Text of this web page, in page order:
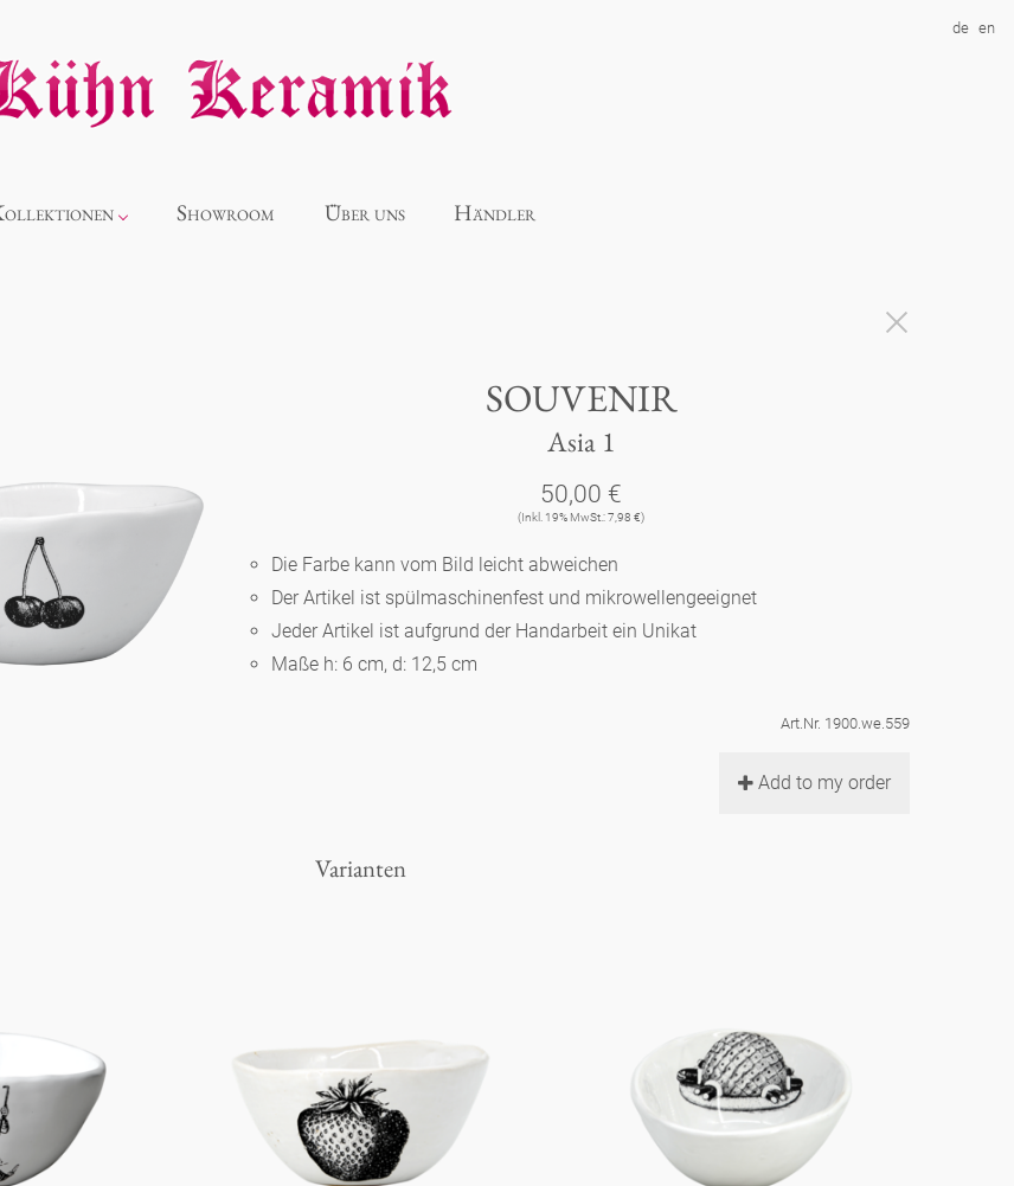
de en
Berlin
Duft
Showroom Über uns Händler
SOUVENIR
Asia 1
50,00 €
(Inkl. 19% MwSt.: 7,98 €)
Die Farbe kann vom Bild leicht abweichen
Der Artikel ist spülmaschinenfest und mikrowellengeeignet
Jeder Artikel ist aufgrund der Handarbeit ein Unikat
Maße h: 6 cm, d: 12,5 cm
Art.Nr. 1900.we.559
Add to my order
Varianten